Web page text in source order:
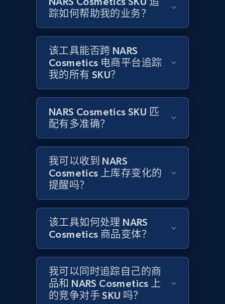
Amazon products global dataset - Collect
products from Brands URLs
Title, Seller name, Brand, Description, Initial
price, Currency, Availability, Reviews count, and
2.1K+ 375+ 立即开始
Home Depot US
URL, Domain, Country code, Model number,
Sku, Product id, Product name, Manufacturer,
and more.
2.1K+ 353+ 立即开始
Home Depot US - Gather data on products
using specified keywords
URL, Domain, Country code, Model number,
Sku, Product id, Product name, Manufacturer,
踪如何帮助我的业务？
该工具能否跨 NARS
Cosmetics 电商平台追踪
我的所有 SKU？
NARS Cosmetics SKU 匹
配有多准确？
我可以收到 NARS
Cosmetics 上库存变化的
提醒吗？
该工具如何处理 NARS
Cosmetics 商品变体？
我可以同时追踪自己的商
品和 NARS Cosmetics 上
的竞争对手 SKU 吗？